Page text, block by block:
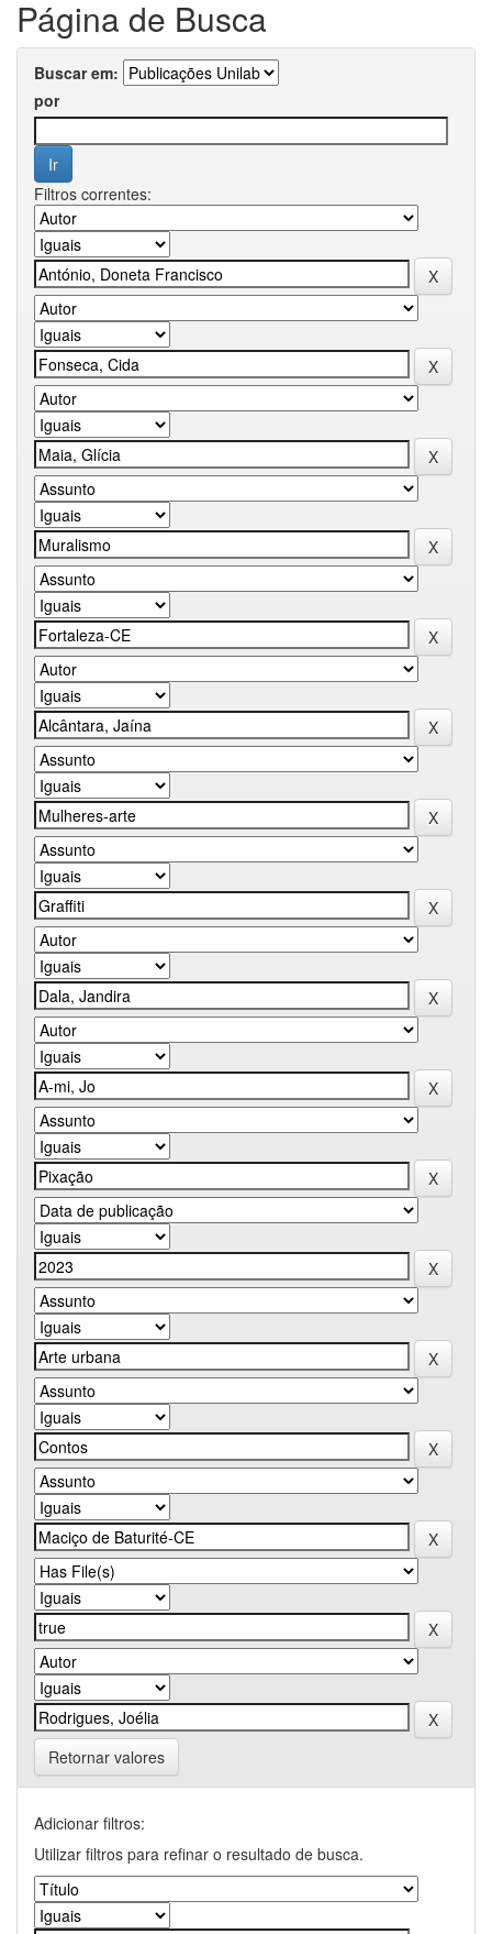
Página de Busca
Buscar em:
por
Filtros correntes:
Retornar valores
Adicionar filtros:
Utilizar filtros para refinar o resultado de busca.